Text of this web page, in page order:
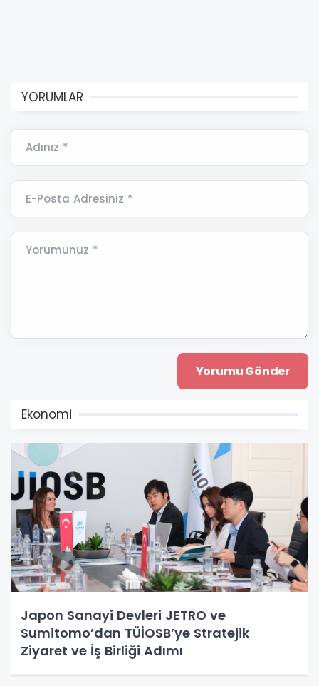
YORUMLAR
Adınız *
E-Posta Adresiniz *
Yorumunuz *
Ekonomi
Japon Sanayi Devleri JETRO ve
Sumitomo’dan TÜİOSB’ye Stratejik
Ziyaret ve İş Birliği Adımı